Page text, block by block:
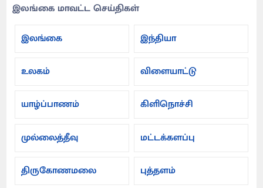
இலங்கை மாவட்ட செய்திகள்
இலங்கை
இந்தியா
உலகம் விளையாட்டு
யாழ்ப்பாணம் கிளிநொச்சி
முல்லைத்தீவு மட்டக்களப்பு
திருகோணமலை புத்தளம்